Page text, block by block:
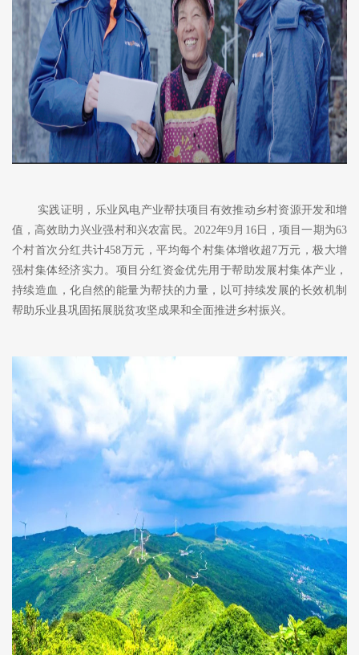
实践证明，乐业风电产业帮扶项目有效推动乡村资源开发和增
值，高效助力兴业强村和兴农富民。 2022年9月16日，项目一期为63
个村首次分红共计458万元，平均每个村集体增收超7万元，极大增
强村集体经济实力。项目分红资金优先用于帮助发展村集体产业，
持续造血，化自然的能量为帮扶的力量，以可持续发展的长效机制
帮助乐业县巩固拓展脱贫攻坚成果和全面推进乡村振兴。